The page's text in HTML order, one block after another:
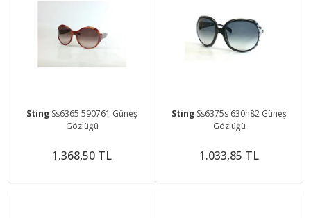
Sting Ss6365 590761 Güneş
Gözlüğü
1.368,50 TL
Sting Ss6375s 630n82 Güneş
Gözlüğü
1.033,85 TL